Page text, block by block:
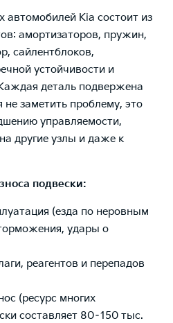
автомобилей Kia состоит из
амортизаторов, пружин,
сайлентблоков,
устойчивости и
деталь подвержена
не заметить проблему, это
управляемости,
другие узлы и даже к
подвески:
(езда по неровным
удары о
реагентов и перепадов
(ресурс многих
составляет 80–150 тыс.